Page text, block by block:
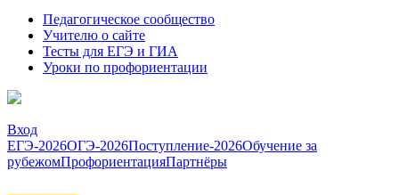
Педагогическое сообщество
Учителю о сайте
Тесты для ЕГЭ и ГИА
Уроки по профориентации
Вход
ЕГЭ-2026ОГЭ-2026Поступление-2026Обучение за
рубежомПрофориентацияПартнёры